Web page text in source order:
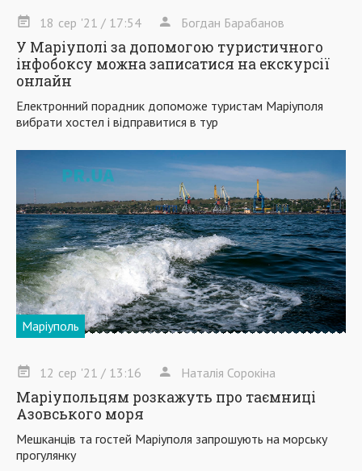
18 сер '21 / 17:54 Богдан Барабанов
У Маріуполі за допомогою туристичного
інфобоксу можна записатися на екскурсії
онлайн
Електронний порадник допоможе туристам Маріуполя
вибрати хостел і відправитися в тур
Маріуполь
12 сер '21 / 13:16 Наталія Сорокіна
Маріупольцям розкажуть про таємниці
Азовського моря
Мешканців та гостей Маріуполя запрошують на морську
прогулянку